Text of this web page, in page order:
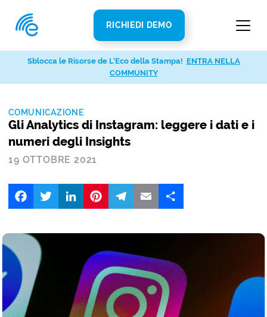
RICHIEDI DEMO
COMUNICAZIONE
Gli Analytics di Instagram: leggere i dati e i
numeri degli Insights
19 OTTOBRE 2021
FacebookTwitter LinkedIn
Sblocca le Risorse de L’Eco della Stampa! ENTRA NELLA
COMMUNITY